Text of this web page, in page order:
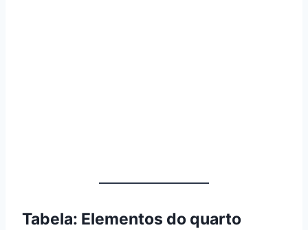
Tabela: Elementos do quarto